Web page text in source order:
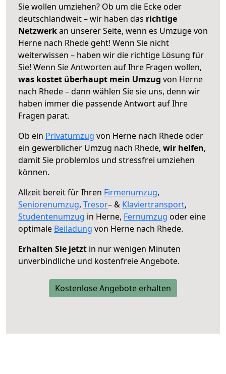
Sie wollen umziehen? Ob um die Ecke oder
deutschlandweit – wir haben das richtige
Netzwerkan unserer Seite, wenn es Umzüge von
Herne nach Rhede geht! Wenn Sie nicht
weiterwissen – haben wir die richtige Lösung für
Sie! Wenn Sie Antworten auf Ihre Fragen wollen,
was kostet überhaupt mein Umzug von Herne
nach Rhede – dann wählen Sie sie uns, denn wir
haben immer die passende Antwort auf Ihre
Fragen parat.
Ob ein Privatumzug von Herne nach Rhede oder
ein gewerblicher Umzug nach Rhede, wir helfen,
damit Sie problemlos und stressfrei umziehen
können.
Allzeit bereit für Ihren Firmenumzug,
Seniorenumzug, Tresor– & Klaviertransport,
Studentenumzug in Herne, Fernumzug oder eine
optimale Beiladung von Herne nach Rhede.
Erhalten Sie jetzt in nur wenigen Minuten
unverbindliche und kostenfreie Angebote.
Kostenlose Angebote erhalten